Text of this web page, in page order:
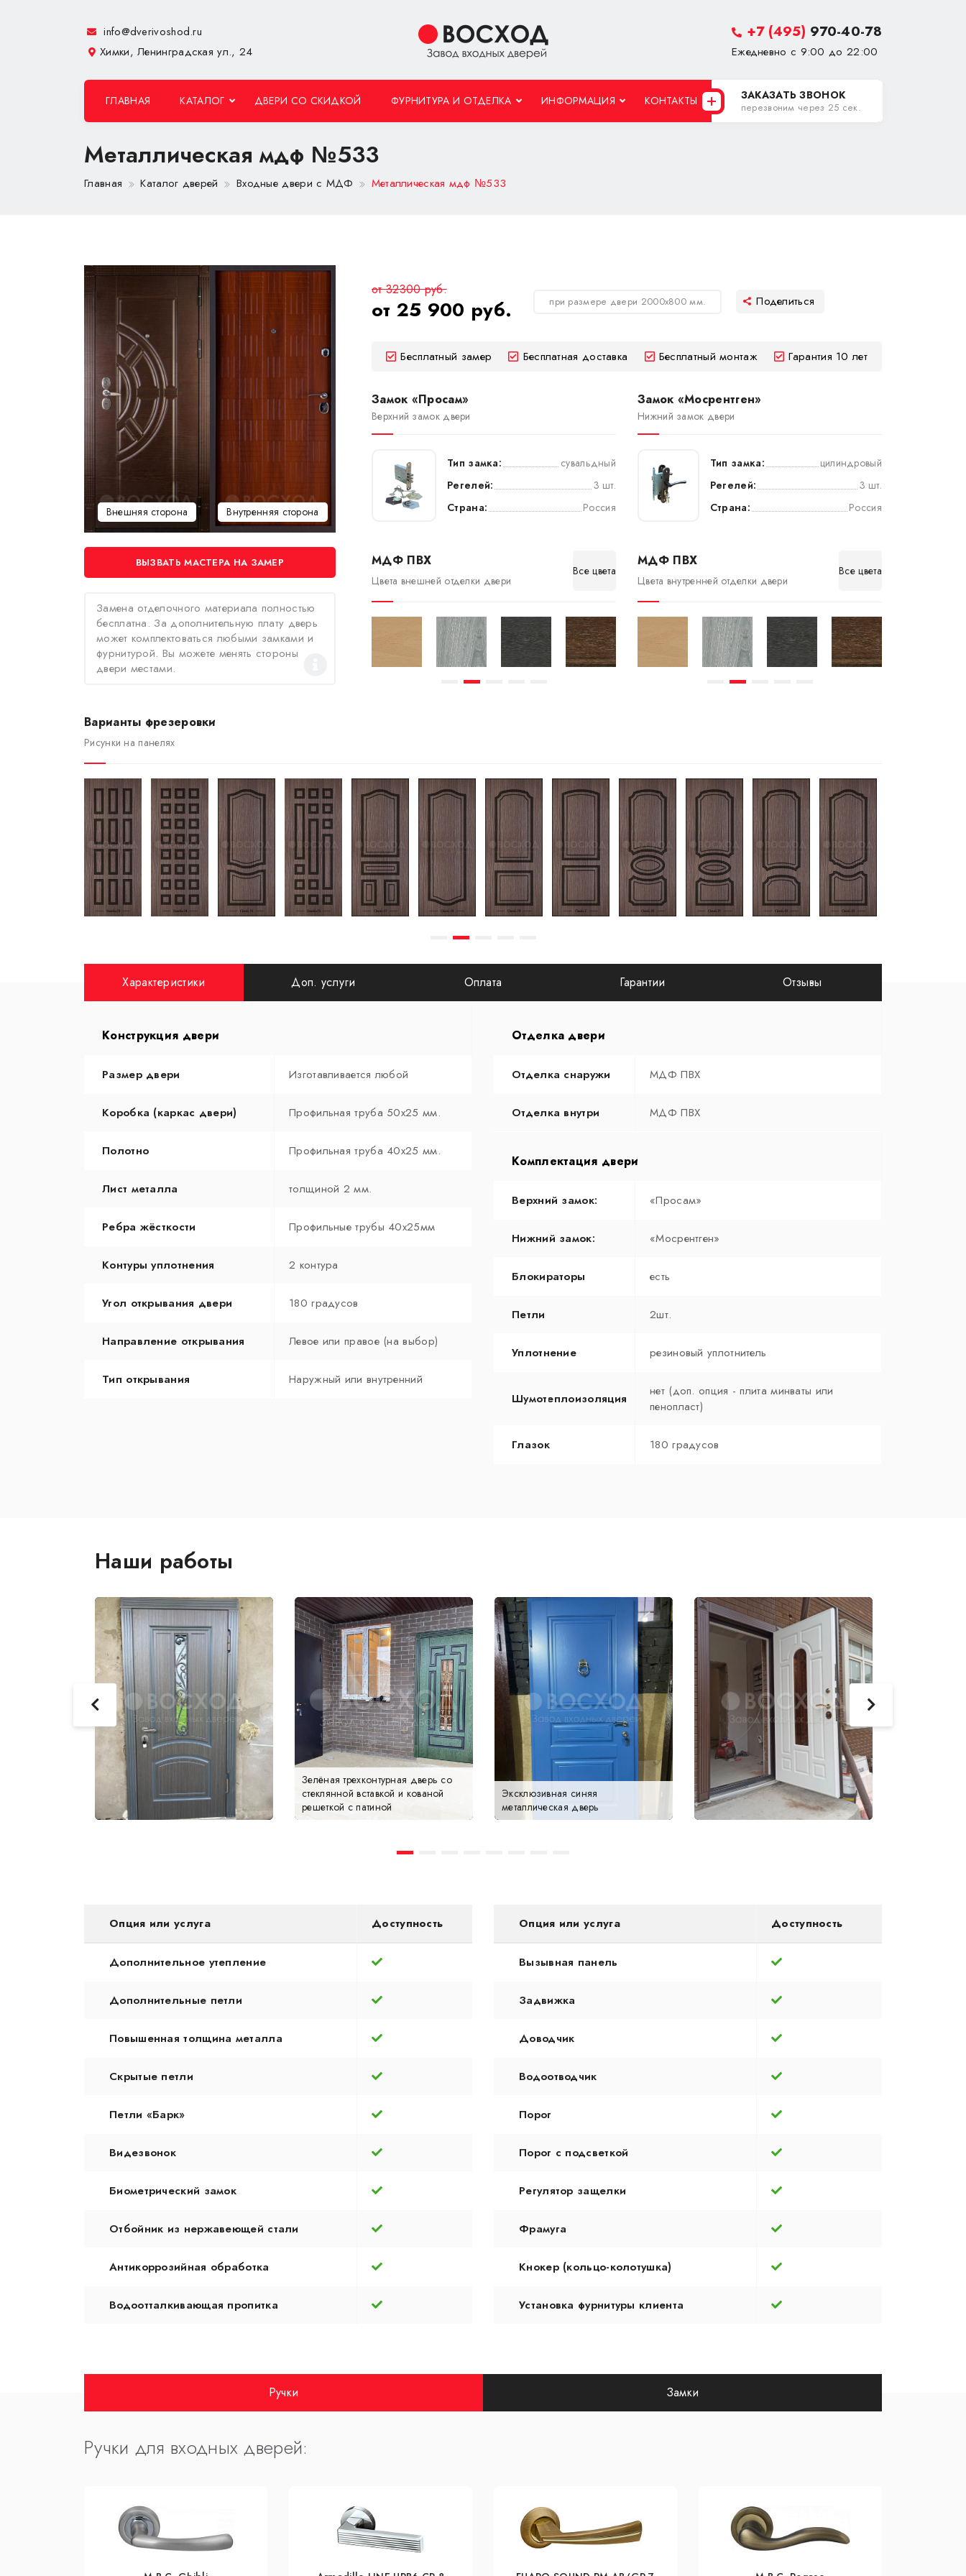
info@dverivoshod.ru
Химки, Ленинградская ул., 24
+7 (495) 970-40-78
Ежедневно с 9:00 до 22:00
ГЛАВНАЯ КАТАЛОГ ДВЕРИ СО СКИДКОЙ ФУРНИТУРА И ОТДЕЛКА ИНФОРМАЦИЯ КОНТАКТЫ ЗАКАЗАТЬ ЗВОНОК
перезвоним через 25 сек.
Металлическая мдф №533
Главная Каталог дверей Входные двери с МДФ Металлическая мдф №533
Внешняя сторона Внутренняя сторона
ВЫЗВАТЬ МАСТЕРА НА ЗАМЕР
Замена отделочного материала полностью
бесплатна. За дополнительную плату дверь
может комплектоваться любыми замками и
фурнитурой. Вы можете менять стороны
двери местами.
от 32300 руб.
от 25 900 руб. при размере двери 2000х800 мм.
Бесплатный замер Бесплатная доставка Бесплатный монтаж Гарантия 10 лет
Замок «Просам»
Верхний замок двери
Тип замка:
сувальдный
Регелей:
3 шт.
Страна:
Россия
Замок «Мосрентген»
Нижний замок двери
Тип замка:
цилиндровый
Регелей:
3 шт.
Страна:
Россия
МДФ ПВХ
Цвета внешней отделки двери
Все цвета
МДФ ПВХ
Цвета внутренней отделки двери
Все цвета
Варианты фрезеровки
Рисунки на панелях
Характеристики Доп. услуги Оплата Гарантии Отзывы
Конструкция двери
Размер двери Изготавливается любой
Коробка (каркас двери) Профильная труба 50х25 мм.
Полотно Профильная труба 40х25 мм.
Лист металла толщиной 2 мм.
Ребра жёсткости Профильные трубы 40х25мм
Контуры уплотнения 2 контура
Угол открывания двери 180 градусов
Направление открывания Левое или правое (на выбор)
Тип открывания Наружный или внутренний
Отделка двери
Отделка снаружи МДФ ПВХ
Отделка внутри МДФ ПВХ
Комплектация двери
Верхний замок: «Просам»
Нижний замок: «Мосрентген»
Блокираторы есть
Петли 2шт.
Уплотнение резиновый уплотнитель
Шумотеплоизоляция
нет (доп. опция - плита минваты или
пенопласт)
Глазок 180 градусов
Наши работы
Зелёная трехконтурная дверь со
стеклянной вставкой и кованой
решеткой с патиной
Эксклюзивная синяя
металлическая дверь
Опция или услуга Доступность
Дополнительное утепление
Дополнительные петли
Повышенная толщина металла
Скрытые петли
Петли «Барк»
Видезвонок
Биометрический замок
Отбойник из нержавеющей стали
Антикоррозийная обработка
Водоотталкивающая пропитка
Опция или услуга Доступность
Вызывная панель
Задвижка
Доводчик
Водоотводчик
Порог
Порог с подсветкой
Регулятор защелки
Фрамуга
Кнокер (кольцо-колотушка)
Установка фурнитуры клиента
Ручки Замки
Ручки для входных дверей: